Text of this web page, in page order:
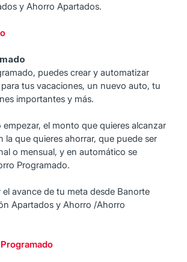
y Ahorro Apartados.
puedes crear y automatizar
tus vacaciones, un nuevo auto, tu
importantes y más.
empezar, el monto que quieres alcanzar
la que quieres ahorrar, que puede ser
o mensual, y en automático se
Programado.
el avance de tu meta desde Banorte
Apartados y Ahorro /Ahorro